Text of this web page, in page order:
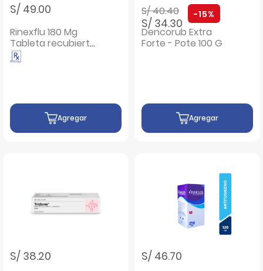
S/ 49.00
Rinexflu 180 Mg
Tableta recubierta
- Caja 10 UN
Agregar
Precio rebajado de
S/ 40.40a
S/ 34.30
-15%
Dencorub Extra
Forte - Pote 100 G
Agregar
S/ 38.20 S/ 46.70